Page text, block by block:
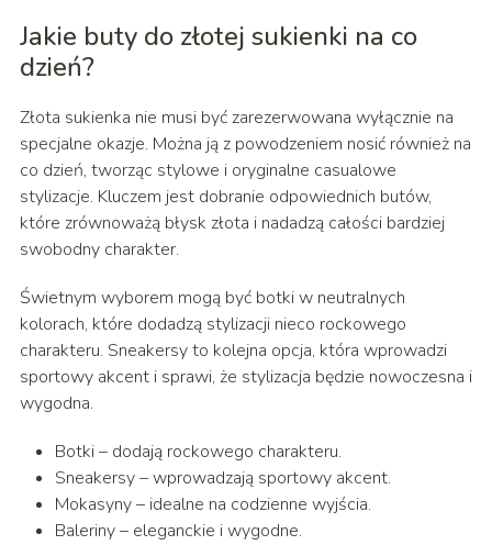
Jakie buty do złotej sukienki na co
dzień?
Złota sukienka nie musi być zarezerwowana wyłącznie na
specjalne okazje. Można ją z powodzeniem nosić również na
co dzień, tworząc stylowe i oryginalne casualowe
stylizacje. Kluczem jest dobranie odpowiednich butów,
które zrównoważą błysk złota i nadadzą całości bardziej
swobodny charakter.
Świetnym wyborem mogą być botki w neutralnych
kolorach, które dodadzą stylizacji nieco rockowego
charakteru. Sneakersy to kolejna opcja, która wprowadzi
sportowy akcent i sprawi, że stylizacja będzie nowoczesna i
wygodna.
Botki – dodają rockowego charakteru.
Sneakersy – wprowadzają sportowy akcent.
Mokasyny – idealne na codzienne wyjścia.
Baleriny – eleganckie i wygodne.